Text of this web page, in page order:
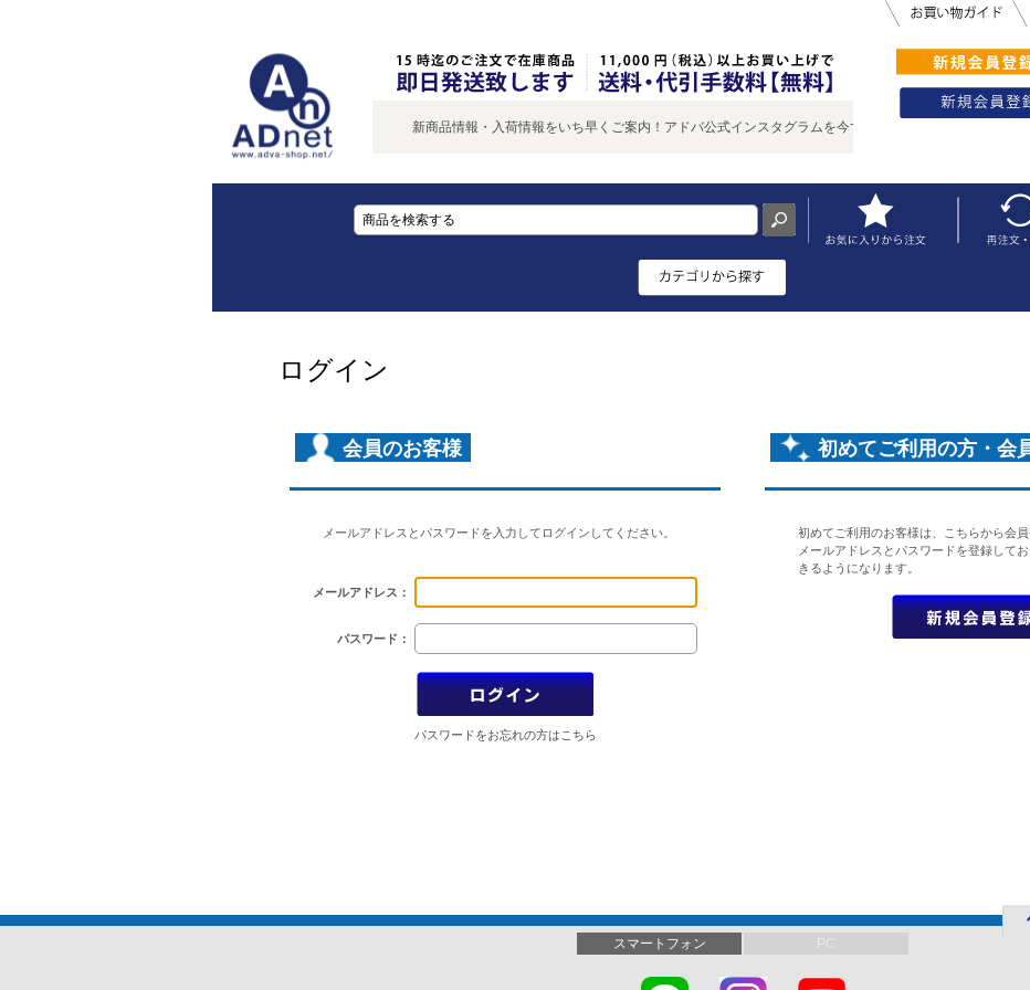
新商品情報・入荷情報をいち早くご案内！アドバ公式インスタグラムを今すぐチェック♪
ログイン
会員のお客様
メールアドレスとパスワードを入力してログインしてください。
メールアドレス：
パスワード：
パスワードをお忘れの方はこちら
初めてご利用の方・会
初めてご利用のお客様は、こちらから会員
メールアドレスとパスワードを登録して
きるようになります。
スマートフォン PC